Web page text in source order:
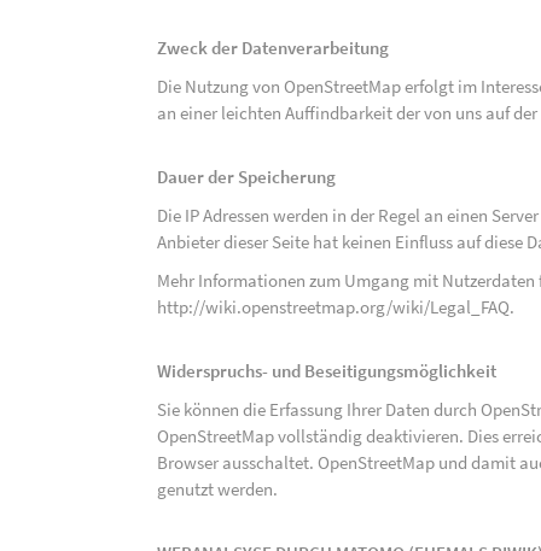
Zweck der Datenverarbeitung
Die Nutzung von OpenStreetMap erfolgt im
an einer leichten Auffindbarkeit der von uns auf
Dauer der Speicherung
Die IP Adressen werden in der Regel an einen
Anbieter dieser Seite hat keinen Einfluss auf diese
Mehr Informationen zum Umgang mit
http://wiki.openstreetmap.org/wiki/Legal_FAQ.
Widerspruchs- und Beseitigungsmöglichkeit
Sie können die Erfassung Ihrer Daten durch
OpenStreetMap vollständig deaktivieren. Dies
Browser ausschaltet. OpenStreetMap und damit
genutzt werden.